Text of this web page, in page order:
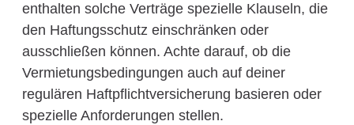
enthalten solche Verträge spezielle Klauseln, die
den Haftungsschutz einschränken oder
ausschließen können. Achte darauf, ob die
Vermietungsbedingungen auch auf deiner
regulären Haftpflichtversicherung basieren oder
spezielle Anforderungen stellen.